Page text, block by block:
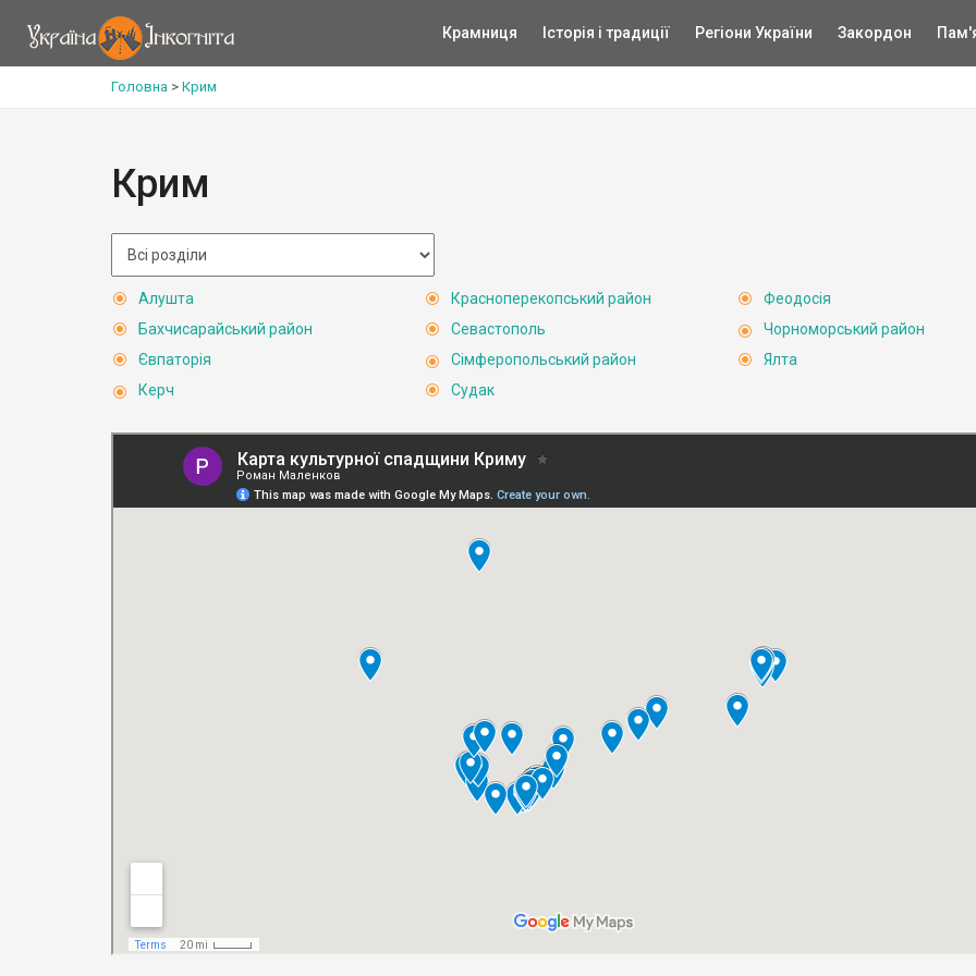
Крамниця Історія і традиції Регіони України Закордон
Головна > Крим
Крим
Алушта
Бахчисарайський район
Євпаторія
Керч
Красноперекопський район
Севастополь
Сімферопольський район
Судак
Феодосія
Чорноморський район
Ялта